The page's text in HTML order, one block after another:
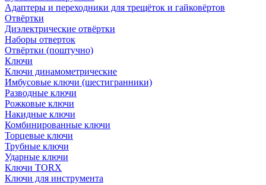
Адаптеры и переходники для трещёток и гайковёртов
Отвёртки
Диэлектрические отвёртки
Наборы отверток
Отвёртки (поштучно)
Ключи
Ключи динамометрические
Имбусовые ключи (шестигранники)
Разводные ключи
Рожковые ключи
Накидные ключи
Комбинированные ключи
Торцевые ключи
Трубные ключи
Ударные ключи
Ключи TORX
Ключи для инструмента